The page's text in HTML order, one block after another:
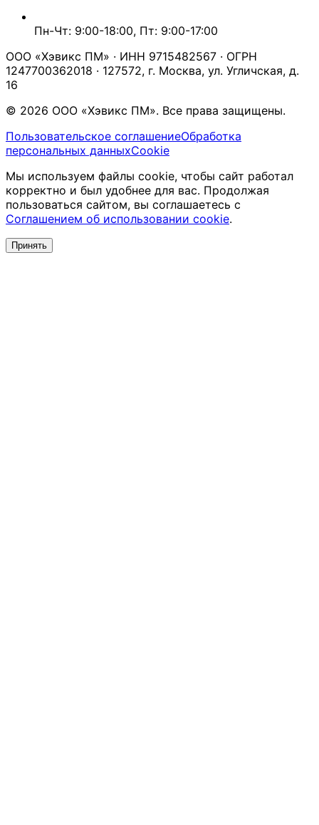
Пн-Чт: 9:00-18:00, Пт: 9:00-17:00
ООО «Хэвикс ПМ» · ИНН 9715482567 · ОГРН
1247700362018 · 127572, г. Москва, ул. Угличская, д.
16
© 2026 ООО «Хэвикс ПМ». Все права защищены.
Пользовательское соглашениеОбработка
персональных данныхCookie
Мы используем файлы cookie, чтобы сайт работал
корректно и был удобнее для вас. Продолжая
пользоваться сайтом, вы соглашаетесь с
Соглашением об использовании cookie.
Принять